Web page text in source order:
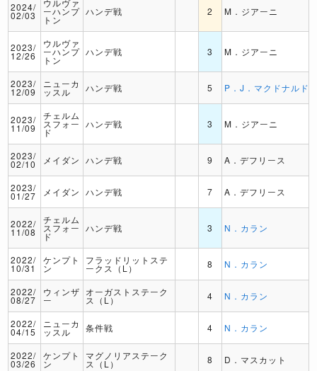
2024/
02/03
ウルヴァ
ーハンプ
トン
ハンデ戦 2 M．ジアーニ
2023/
12/26
ウルヴァ
ーハンプ
トン
ハンデ戦 3 M．ジアーニ
2023/
12/09
ニューカ
ッスル ハンデ戦 5 P．J．マクドナルド
2023/
11/09
チェルム
スフォー
ド
ハンデ戦 3 M．ジアーニ
2023/
02/10 メイダン ハンデ戦 9 A．デフリース
2023/
01/27 メイダン ハンデ戦 7 A．デフリース
2022/
11/08
チェルム
スフォー
ド
ハンデ戦 3 N．カラン
2022/
10/31
ケンプト
ン
フラッドリットステ
ークス（L） 8 N．カラン
2022/
08/27
ウィンザ
ー
オーガストステーク
ス（L） 4 N．カラン
2022/
04/15
ニューカ
ッスル 条件戦 4 N．カラン
2022/
03/26
ケンプト
ン
マグノリアステーク
ス（L） 8 D．マスカット